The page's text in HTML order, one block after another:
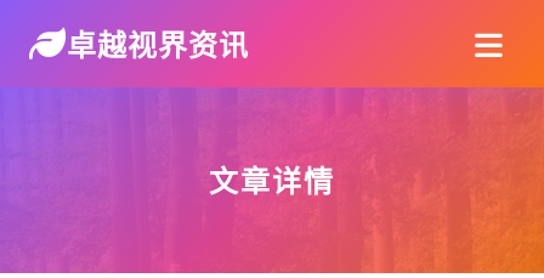
卓越视界资讯
文章详情